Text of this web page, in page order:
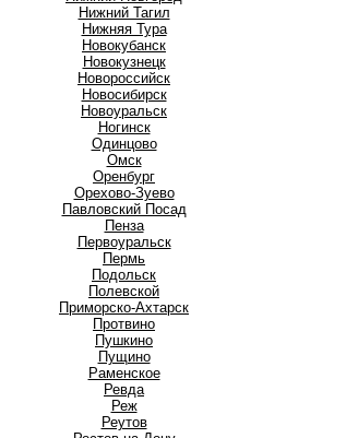
Нижний Тагил
Нижняя Тура
Новокубанск
Новокузнецк
Новороссийск
Новосибирск
Новоуральск
Ногинск
Одинцово
Омск
Оренбург
Орехово-Зуево
Павловский Посад
Пенза
Первоуральск
Пермь
Подольск
Полевской
Приморско-Ахтарск
Протвино
Пушкино
Пущино
Раменское
Ревда
Реж
Реутов